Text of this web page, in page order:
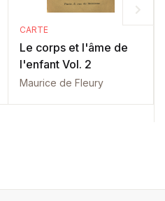
CARTE
Le corps et l'âme de
l'enfant Vol. 2
Maurice de Fleury